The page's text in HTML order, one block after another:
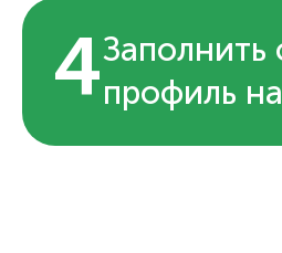
4Заполнить
профиль